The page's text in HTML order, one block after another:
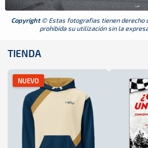
Copyright© Estas fotografias tienen derecho
prohibida su utilización sin la
TIENDA
NUEVO